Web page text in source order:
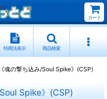
カート
特商法表示 商品検索
魂の撃ち込み/Soul Spike》(CSP)
Spike》(CSP)